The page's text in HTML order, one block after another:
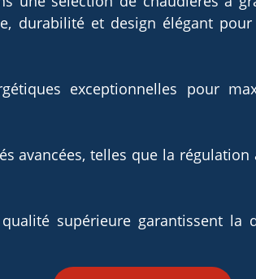
durabilité et design élégant
exceptionnelles pour
avancées, telles que la
supérieure garantissent